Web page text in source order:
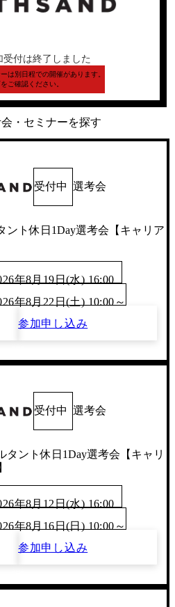
受付は終了しました
は別日程での開催があります。
ご確認ください。
・セミナーを探す
受付中 選考会
ント休日1Day選考会【キャリア
年8月19日(水) 16:00
年8月22日(土) 10:00～
参加申し込み
受付中 選考会
タント休日1Day選考会【キャリ
年8月12日(水) 16:00
年8月16日(日) 10:00～
参加申し込み